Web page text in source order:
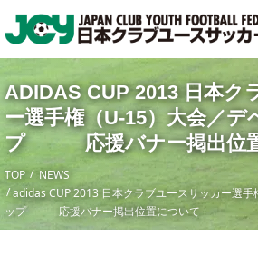
ADIDAS CUP 2013 日本ク
ー選手権（U-15）大会／デ
プ 応援バナー掲出位
TOP
NEWS
adidas CUP 2013 日本クラブユースサッカー選
ップ 応援バナー掲出位置について